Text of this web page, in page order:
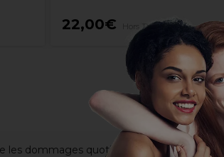
22,00€ Hors TVA
les dommages quotidiens pendant la nuit